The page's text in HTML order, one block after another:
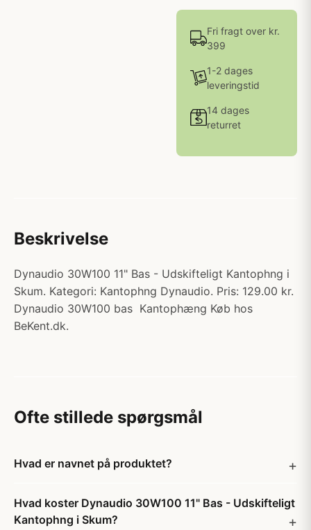
Fri fragt over kr.
399
1-2 dages
leveringstid
14 dages
returret
Beskrivelse
Dynaudio 30W100 11" Bas - Udskifteligt Kantophng i
Skum. Kategori: Kantophng Dynaudio. Pris: 129.00 kr.
Dynaudio 30W100 bas Kantophæng Køb hos
BeKent.dk.
Ofte stillede spørgsmål
Hvad er navnet på produktet?
Hvad koster Dynaudio 30W100 11" Bas - Udskifteligt
Kantophng i Skum?